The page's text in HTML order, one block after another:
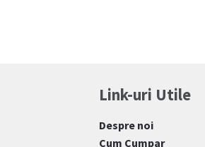
Link-uri Utile
Despre noi
Cum Cumpar